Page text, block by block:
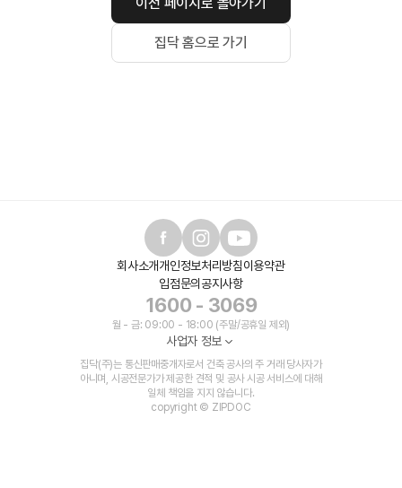
집닥 홈으로 가기
회사소개개인정보처리방침이용약관
입점문의 공지사항
1600 - 3069
월 - 금: 09:00 - 18:00 (주말/공휴일 제외)
사업자 정보
집닥(주)는 통신판매중개자로서 건축 공사의 주 거래 당사자가
아니며, 시공전문가가 제공한 견적 및 공사 시공 서비스에 대해
일체 책임을 지지 않습니다.
copyright © ZIPDOC